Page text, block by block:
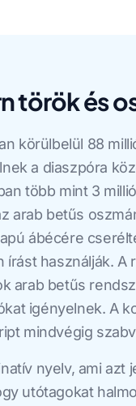
török és
körülbelül 88
a diaszpóra
több mint 3
arab betűs
ábécére
írást használják.
arab betűs
igényelnek. A
mindvégig
nyelv, ami
utótagokat